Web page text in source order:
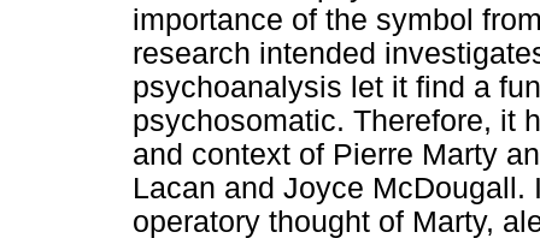
importance of the symbol
research intended
psychoanalysis let it find a
psychosomatic. Therefore, it
and context of Pierre Marty
Lacan and Joyce
operatory thought of Marty,